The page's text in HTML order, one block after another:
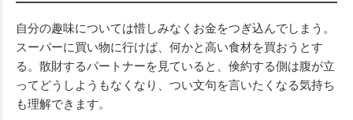
自分の趣味については惜しみなくお金をつぎ込んでしまう。
スーパーに買い物に行けば、何かと高い食材を買おうとす
る。散財するパートナーを見ていると、倹約する側は腹が立
ってどうしようもなくなり、つい文句を言いたくなる気持ち
も理解できます。